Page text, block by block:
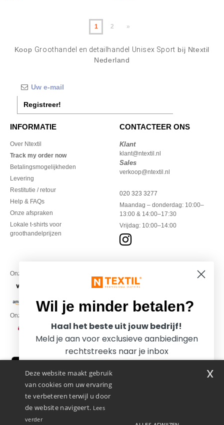
1 2 »
Koop Groothandel en detailhandel Unisex Sport bij Ntextil
Nederland
Registreer!
INFORMATIE
Over Ntextil
Track my order now
Betalingsmogelijkheden
Levering
Restitutie / retour
Help & FAQs
Onze afspraken
Lokale t-shirts voor
groothandelprijzen
CONTACTEER ONS
Klant
klant@ntextil.nl
Sales
verkoop@ntextil.nl
020 323 3277
Maandag – donderdag: 10:00–
13:00 & 14:00–17:30
Vrijdag: 10:00–14:00
Onze financiële partners
Onze transporteurs
Deze website maakt gebruik
van cookies om uw ervaring
te verbeteren terwijl u door
de website navigeert. Lees
verder
x
Wil je minder betalen?
Haal het beste uit jouw bedrijf!
Meld je aan voor exclusieve aanbiedingen
rechtstreeks naar je inbox